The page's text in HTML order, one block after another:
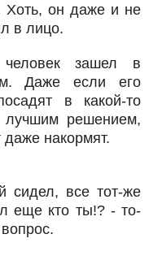
Хоть, он даже и не
в лицо.
зашел в
Даже если его
в какой-то
лучшим решением,
накормят.
сидел, все тот-же
еще кто ты!? - то-